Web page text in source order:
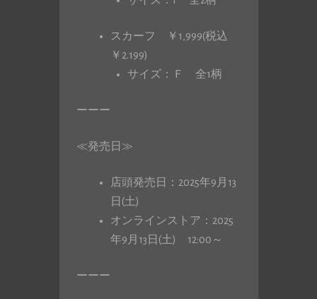
スカーフ ￥1,999(税込
￥2.199)
サイズ：Ｆ 全1柄
ーーー
≪発売日≫
店頭発売日：2025年9月13
日(土)
オンラインストア：2025
年9月13日(土) 12:00～
ーーー